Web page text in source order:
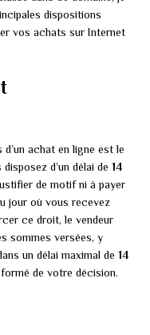
dispositions
vos achats sur Internet
achat en ligne est le
d’un délai de 14
de motif ni à payer
jour où vous recevez
ce droit, le vendeur
sommes versées, y
un délai maximal de 14
de votre décision.